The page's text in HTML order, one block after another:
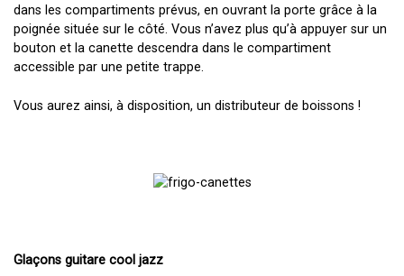
dans les compartiments prévus, en ouvrant la porte grâce à la
poignée située sur le côté. Vous n’avez plus qu’à appuyer sur un
bouton et la canette descendra dans le compartiment
accessible par une petite trappe.
Vous aurez ainsi, à disposition, un distributeur de boissons !
Glaçons guitare cool jazz